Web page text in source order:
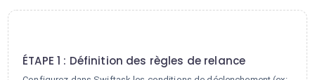
ÉTAPE 1 : Définition des règles de relance